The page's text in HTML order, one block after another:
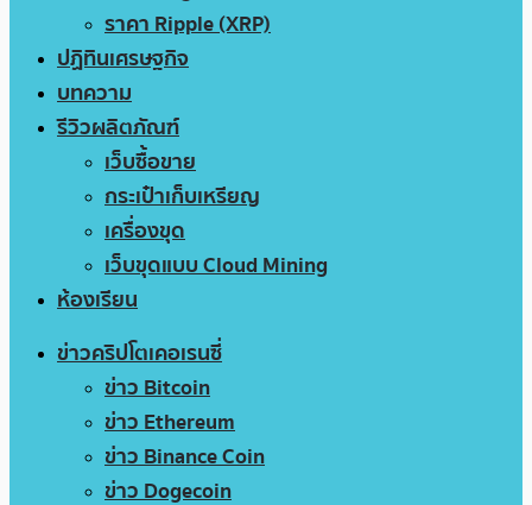
ราคา Ripple (XRP)
ปฏิทินเศรษฐกิจ
บทความ
รีวิวผลิตภัณฑ์
เว็บซื้อขาย
กระเป๋าเก็บเหรียญ
เครื่องขุด
เว็บขุดแบบ Cloud Mining
ห้องเรียน
ข่าวคริปโตเคอเรนซี่
ข่าว Bitcoin
ข่าว Ethereum
ข่าว Binance Coin
ข่าว Dogecoin